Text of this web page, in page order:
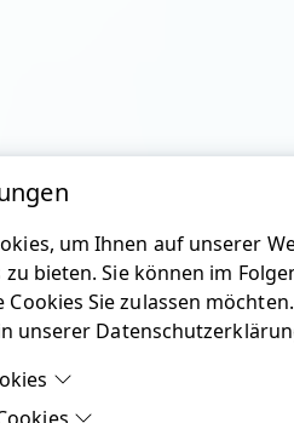
um Ihnen auf unserer
bieten. Sie können im
Cookies Sie zulassen
unserer